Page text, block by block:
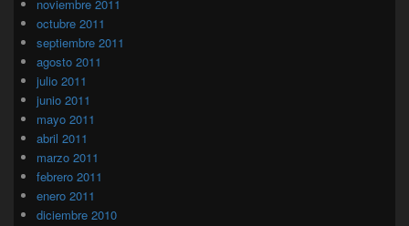
noviembre 2011
octubre 2011
septiembre 2011
agosto 2011
julio 2011
junio 2011
mayo 2011
abril 2011
marzo 2011
febrero 2011
enero 2011
diciembre 2010